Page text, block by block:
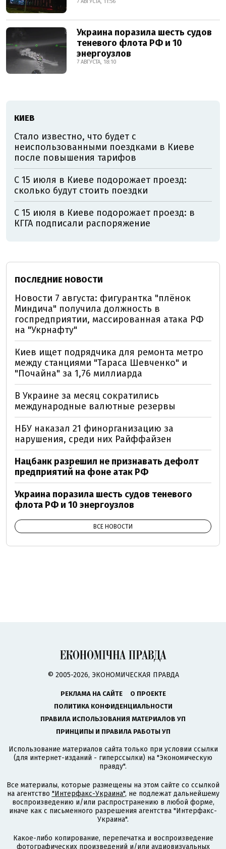
7 АВГУСТА, 11:56
Украина поразила шесть судов
теневого флота РФ и 10
энергоузлов
7 АВГУСТА, 18:10
КИЕВ
Стало известно, что будет с
неиспользованными поездками в Киеве
после повышения тарифов
С 15 июля в Киеве подорожает проезд:
сколько будут стоить поездки
С 15 июля в Киеве подорожает проезд: в
КГГА подписали распоряжение
ПОСЛЕДНИЕ НОВОСТИ
Новости 7 августа: фигурантка "плёнок
Миндича" получила должность в
госпредприятии, массированная атака РФ
на "Укрнафту"
Киев ищет подрядчика для ремонта метро
между станциями "Тараса Шевченко" и
"Почайна" за 1,76 миллиарда
В Украине за месяц сократились
международные валютные резервы
НБУ наказал 21 финорганизацию за
нарушения, среди них Райффайзен
Нацбанк разрешил не признавать дефолт
предприятий на фоне атак РФ
Украина поразила шесть судов теневого
флота РФ и 10 энергоузлов
ВСЕ НОВОСТИ
© 2005-2026, ЭКОНОМИЧЕСКАЯ ПРАВДА
РЕКЛАМА НА САЙТЕ
О ПРОЕКТЕ
ПОЛИТИКА КОНФИДЕНЦИАЛЬНОСТИ
ПРАВИЛА ИСПОЛЬЗОВАНИЯ МАТЕРИАЛОВ УП
ПРИНЦИПЫ И ПРАВИЛА РАБОТЫ УП
Использование материалов сайта только при условии ссылки
(для интернет-изданий - гиперссылки) на "Экономическую
правду".
Все материалы, которые размещены на этом сайте со ссылкой
на агентство "Интерфакс-Украина", не подлежат дальнейшему
воспроизведению и/или распространению в любой форме,
иначе как с письменного разрешения агентства "Интерфакс-
Украина".
Какое-либо копирование, перепечатка и воспроизведение
фотографических произведений и/или аудиовизуальных